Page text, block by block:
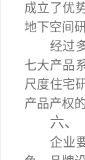
成立了优
地下空间
经过
七大产品
尺度住宅
产品产权
六、
企业